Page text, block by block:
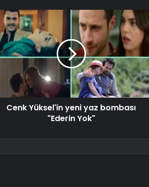
Cenk Yüksel'in yeni yaz bombası
"Ederin Yok"